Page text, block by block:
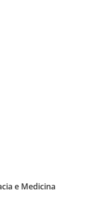
e Medicina